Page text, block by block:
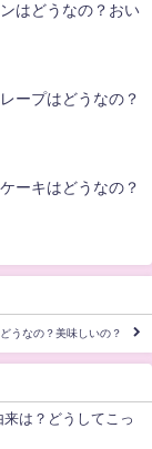
はどうなの？おい
ープはどうなの？
ーキはどうなの？
うなの？美味しいの？
は？どうしてこっ